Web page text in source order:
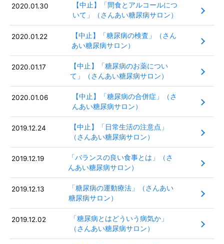
2020.01.30
【中止】「間食とアルコールにつ
いて」（さんあい糖尿病サロン）
2020.01.22
【中止】「糖尿病の検査」（さん
あい糖尿病サロン）
2020.01.17
【中止】「糖尿病のお薬につい
て」（さんあい糖尿病サロン）
2020.01.06
【中止】「糖尿病の合併症」（さ
んあい糖尿病サロン）
2019.12.24
【中止】「日常生活の注意点」
（さんあい糖尿病サロン）
2019.12.19
「バランスの良い食事とは」（さ
んあい糖尿病サロン）
2019.12.13
「糖尿病の運動療法」（さんあい
糖尿病サロン）
2019.12.02
「糖尿病とはどういう病気か」
（さんあい糖尿病サロン）